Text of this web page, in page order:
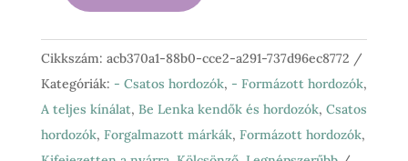
-
Polar
Cikkszám: acb370a1-88b0-cce2-a291-737d96ec8772
Kategóriák: - Csatos hordozók, - Formázott hordozók,
A teljes kínálat, Be Lenka kendők és hordozók, Csatos
hordozók, Forgalmazott márkák, Formázott hordozók,